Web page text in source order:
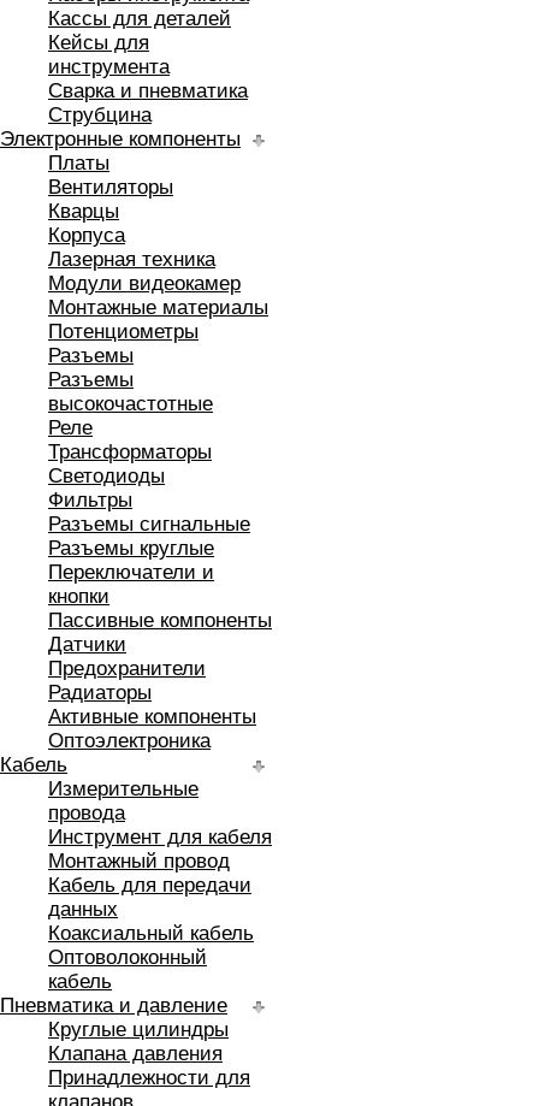
Кассы для деталей
Кейсы для
инструмента
Сварка и пневматика
Струбцина
Электронные компоненты
Платы
Вентиляторы
Кварцы
Корпуса
Лазерная техника
Модули видеокамер
Монтажные материалы
Потенциометры
Разъемы
Разъемы
высокочастотные
Реле
Трансформаторы
Светодиоды
Фильтры
Разъемы сигнальные
Разъемы круглые
Переключатели и
кнопки
Пассивные компоненты
Датчики
Предохранители
Радиаторы
Активные компоненты
Оптоэлектроника
Кабель
Измерительные
провода
Инструмент для кабеля
Монтажный провод
Кабель для передачи
данных
Коаксиальный кабель
Оптоволоконный
кабель
Пневматика и давление
Круглые цилиндры
Клапана давления
Принадлежности для